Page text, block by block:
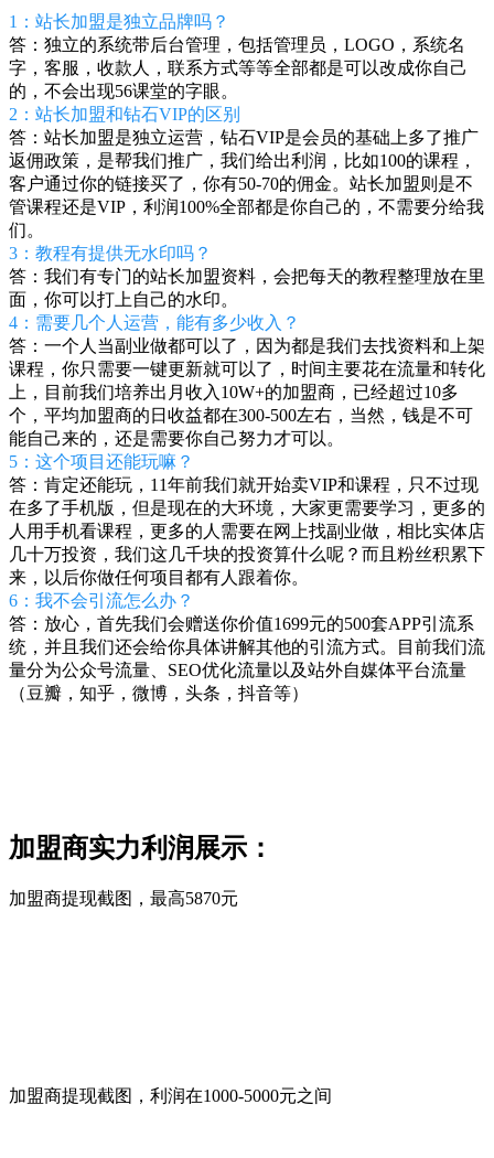
1：站长加盟是独立品牌吗？
答：独立的系统带后台管理，包括管理员，LOGO，系统名
字，客服，收款人，联系方式等等全部都是可以改成你自己
的，不会出现56课堂的字眼。
2：站长加盟和钻石VIP的区别
答：站长加盟是独立运营，钻石VIP是会员的基础上多了推广
返佣政策，是帮我们推广，我们给出利润，比如100的课程，
客户通过你的链接买了，你有50-70的佣金。站长加盟则是不
管课程还是VIP，利润100%全部都是你自己的，不需要分给我
们。
3：教程有提供无水印吗？
答：我们有专门的站长加盟资料，会把每天的教程整理放在里
面，你可以打上自己的水印。
4：需要几个人运营，能有多少收入？
答：一个人当副业做都可以了，因为都是我们去找资料和上架
课程，你只需要一键更新就可以了，时间主要花在流量和转化
上，目前我们培养出月收入10W+的加盟商，已经超过10多
个，平均加盟商的日收益都在300-500左右，当然，钱是不可
能自己来的，还是需要你自己努力才可以。
5：这个项目还能玩嘛？
答：肯定还能玩，11年前我们就开始卖VIP和课程，只不过现
在多了手机版，但是现在的大环境，大家更需要学习，更多的
人用手机看课程，更多的人需要在网上找副业做，相比实体店
几十万投资，我们这几千块的投资算什么呢？而且粉丝积累下
来，以后你做任何项目都有人跟着你。
6：我不会引流怎么办？
答：放心，首先我们会赠送你价值1699元的500套APP引流系
统，并且我们还会给你具体讲解其他的引流方式。目前我们流
量分为公众号流量、SEO优化流量以及站外自媒体平台流量
（豆瓣，知乎，微博，头条，抖音等）
加盟商实力利润展示：
加盟商提现截图，最高5870元
加盟商提现截图，利润在1000-5000元之间